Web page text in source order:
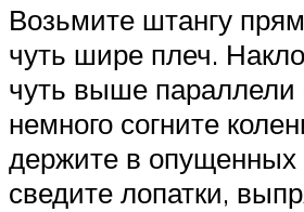
Возьмите штангу
чуть шире плеч.
чуть выше параллели
немного согните
держите в опущенных
сведите лопатки,